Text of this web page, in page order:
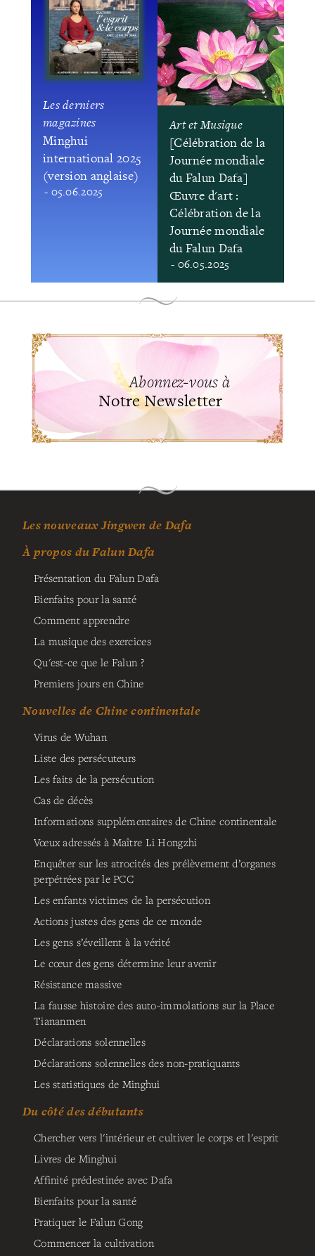
Les derniers
magazines
Minghui
international 2025
(version anglaise)
- 05.06.2025
Art et Musique
[Célébration de la
Journée mondiale
du Falun Dafa]
Œuvre d'art :
Célébration de la
Journée mondiale
du Falun Dafa
- 06.05.2025
Abonnez-vous à
Notre Newsletter
Les nouveaux Jingwen de Dafa
À propos du Falun Dafa
Présentation du Falun Dafa
Bienfaits pour la santé
Comment apprendre
La musique des exercices
Qu'est-ce que le Falun ?
Premiers jours en Chine
Nouvelles de Chine continentale
Virus de Wuhan
Liste des persécuteurs
Les faits de la persécution
Cas de décès
Informations supplémentaires de Chine continentale
Vœux adressés à Maître Li Hongzhi
Enquêter sur les atrocités des prélèvement d’organes
perpétrées par le PCC
Les enfants victimes de la persécution
Actions justes des gens de ce monde
Les gens s’éveillent à la vérité
Le cœur des gens détermine leur avenir
Résistance massive
La fausse histoire des auto-immolations sur la Place
Tiananmen
Déclarations solennelles
Déclarations solennelles des non-pratiquants
Les statistiques de Minghui
Du côté des débutants
Chercher vers l'intérieur et cultiver le corps et l'esprit
Livres de Minghui
Affinité prédestinée avec Dafa
Bienfaits pour la santé
Pratiquer le Falun Gong
Commencer la cultivation